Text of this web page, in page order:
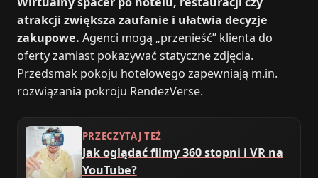
atrakcji zwiększa zaufanie i ułatwia decyzje
zakupowe. Agenci mogą „przenieść” klienta do
oferty zamiast pokazywać statyczne zdjęcia.
Przedsmak pokoju hotelowego zapewniają m.in.
rozwiązania pokroju RendezVerse.
PRZECZYTAJ TEŻ
Jak oglądać filmy 360 stopni i VR na
YouTube?